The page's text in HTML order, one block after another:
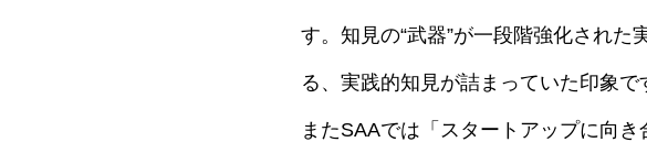
す。知見の“武器”が一段階強化され
る、実践的知見が詰まっていた印象で
またSAAでは「スタートアップに向